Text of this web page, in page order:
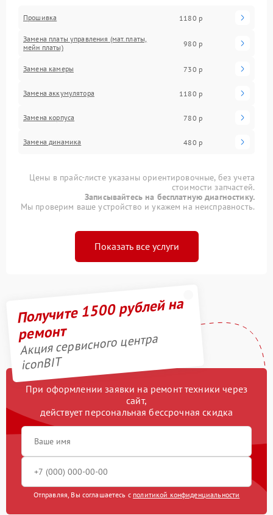
Прошивка 1180 р
Замена платы управления (мат.платы,
мейн платы)
980 р
Замена камеры 730 р
Замена аккумулятора 1180 р
Замена корпуса 780 р
Замена динамика 480 р
Цены в прайс-листе указаны ориентировочные, без учета
стоимости запчастей.
Записывайтесь на бесплатную диагностику.
Мы проверим ваше устройство и укажем на неисправность.
Показать все услуги
Получите 1500 рублей на
ремонт
Акция сервисного центра
iconBIT
При оформлении заявки на ремонт техники через
сайт,
действует персональная бессрочная скидка
Отправляя, Вы соглашаетесь с политикой конфиденциальности